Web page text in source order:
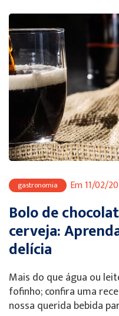
gastronomia Em 11/02/
Bolo de
cerveja:
delícia
Mais do que água ou
fofinho; confira uma
nossa querida bebida